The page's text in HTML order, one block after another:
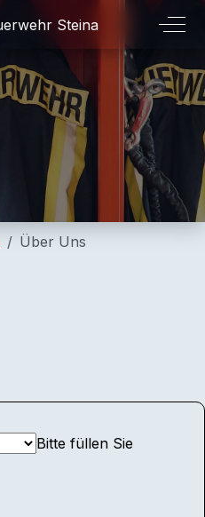
Off-
Über Uns
Bitte füllen Sie